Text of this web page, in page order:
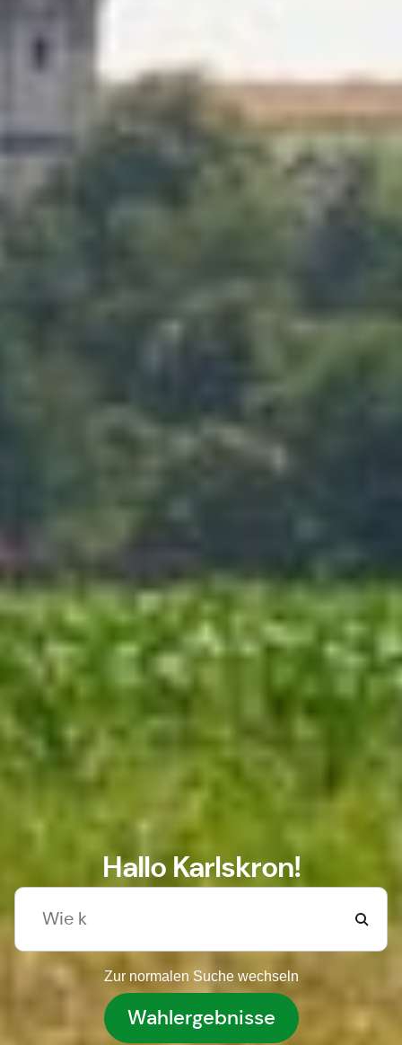
Hallo Karlskron!
Zur normalen Suche wechseln
Wahlergebnisse